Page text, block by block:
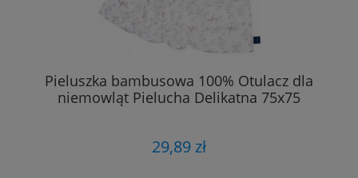
Pieluszka bambusowa 100% Otulacz dla
niemowląt Pielucha Delikatna 75x75
29,89 zł